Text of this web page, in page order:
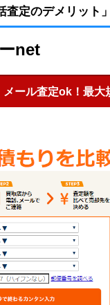
査定のデメリット
net
メール査定ok！最大